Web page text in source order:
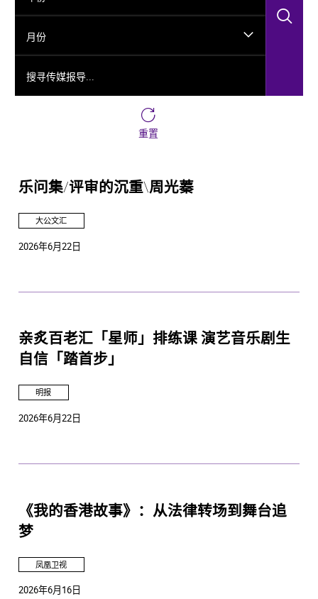
月份
重置
乐问集/评审的沉重\周光蓁
大公文汇
2026年6月22日
亲炙百老汇「星师」排练课 演艺音乐剧生
自信「踏首步」
明报
2026年6月22日
《我的香港故事》：从法律转场到舞台追
梦
凤凰卫视
2026年6月16日